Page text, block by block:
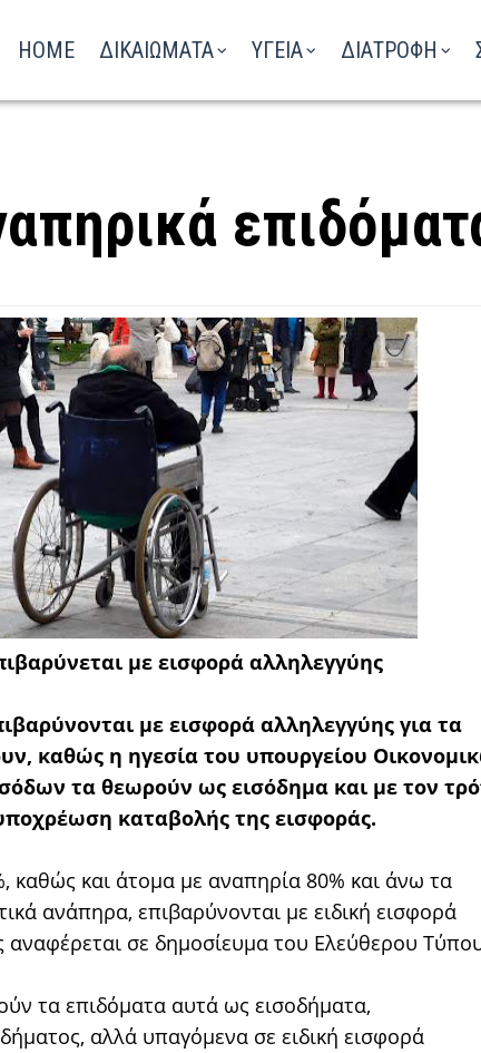
HOME ΔΙΚΑΙΩΜΑΤΑ ΥΓΕΙΑ ΔΙΑΤΡΟΦΗ
ΑΚΟΥΣΤΕ ΤΟ
με εισφορά αλληλεγγύης
με εισφορά αλληλεγγύης για τα
καθώς η ηγεσία του υπουργείου
τα θεωρούν ως εισόδημα και με τον
καταβολής της εισφοράς.
καθώς και άτομα με αναπηρία 80% και άνω τα
ανάπηρα, επιβαρύνονται με ειδική εισφορά
σε δημοσίευμα του Ελεύθερου
τα επιδόματα αυτά ως εισοδήματα,
αλλά υπαγόμενα σε ειδική εισφορά